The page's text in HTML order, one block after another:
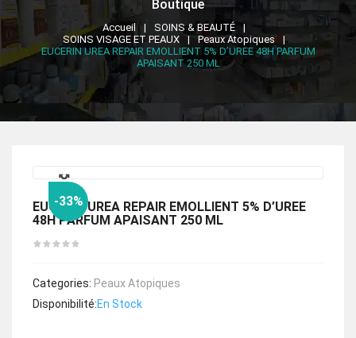
Boutique
Accueil
SOINS & BEAUTÉ
SOINS VISAGE ET PEAUX
Peaux Atopiques
EUCERIN UREA REPAIR EMOLLIENT 5% D’UREE 48H PARFUM
APAISANT 250 ML
-33%
EUCERIN UREA REPAIR EMOLLIENT 5% D’UREE
48H PARFUM APAISANT 250 ML
Categories: Peaux Atopiques
Disponibilité:En Stock